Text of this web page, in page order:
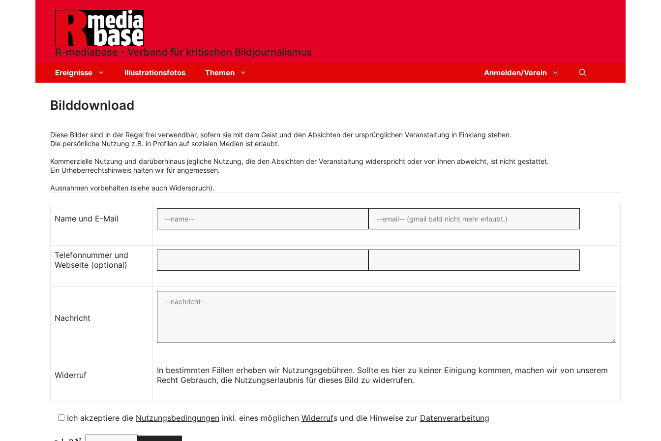
R-mediabase - Verband für kritischen Bildjournalismus
Ereignisse Illustrationsfotos Themen Anmelden/Verein
Bilddownload
Diese Bilder sind in der Regel frei verwendbar, sofern sie mit dem Geist und den Absichten der ursprünglichen Veranstaltung in Einklang stehen.
Die persönliche Nutzung z.B. in Profilen auf sozialen Medien ist erlaubt.
Kommerzielle Nutzung und darüberhinaus jegliche Nutzung, die den Absichten der Veranstaltung widerspricht oder von ihnen abweicht, ist nicht gestattet.
Ein Urheberrechtshinweis halten wir für angemessen.
Ausnahmen vorbehalten (siehe auch Widerspruch).
Name und E-Mail
Telefonnummer und
Webseite (optional)
Nachricht
Widerruf
In bestimmten Fällen erheben wir Nutzungsgebühren. Sollte es hier zu keiner Einigung kommen, machen wir von unserem
Recht Gebrauch, die Nutzungserlaubnis für dieses Bild zu widerrufen.
Ich akzeptiere die Nutzungsbedingungen inkl. eines möglichen Widerrufs und die Hinweise zur Datenverarbeitung